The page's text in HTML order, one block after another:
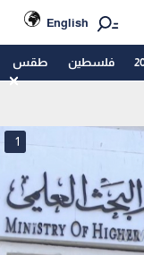
English
فلسطين طقس
1